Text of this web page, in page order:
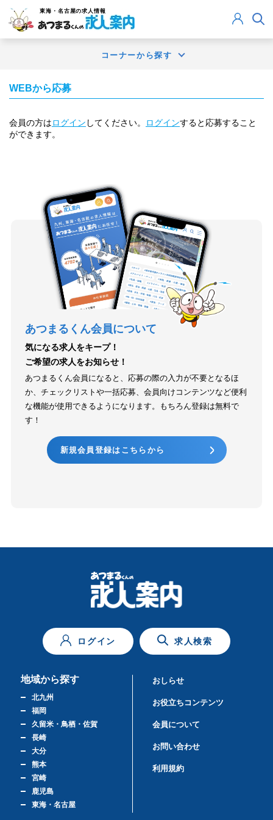
東海・名古屋の求人情報
コーナーから探す
WEBから応募
会員の方はログイン してください。 ログインすると応募すること
ができます。
あつまるくん会員について
気になる求人をキープ！
ご希望の求人をお知らせ！
あつまるくん会員になると、応募の際の入力が不要となるほ
か、チェックリストや一括応募、会員向けコンテンツなど便利
な機能が使用できるようになります。もちろん登録は無料で
す！
新規会員登録はこちらから
ログイン 求人検索
地域から探す
北九州
福岡
久留米・鳥栖・佐賀
長崎
大分
熊本
宮崎
鹿児島
東海・名古屋
おしらせ
お役立ちコンテンツ
会員について
お問い合わせ
利用規約